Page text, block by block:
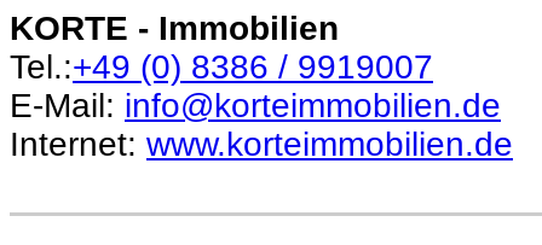
KORTE - Immobilien
Tel.:+49 (0) 8386 / 9919007
E-Mail: info@korteimmobilien.de
Internet: www.korteimmobilien.de